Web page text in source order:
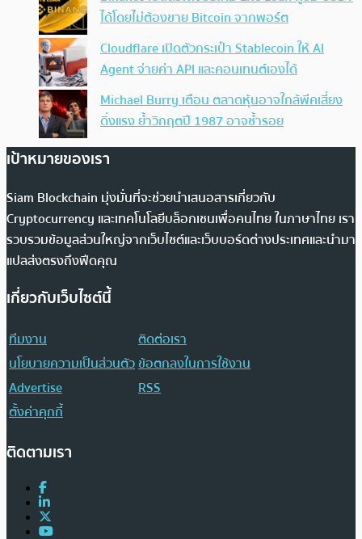
ได้โดยไม่ต้องขาย Bitcoin จากพอร์ต
Cloudflare เปิดตัวกระเป๋า Stablecoin ให้ AI
Agent จ่ายค่า API และคอนเทนต์เองได้
Michael Burry เตือน ตลาดหุ้นอาจใกล้พีคเสี่ยง
ดิ่งแรง ย้ำวิกฤตปี 1987 อาจซ้ำรอย
เป้าหมายของเรา
Siam Blockchain มุ่งมั่นที่จะช่วยนำเสนอสารเกี่ยวกับ
Cryptocurrency และเทคโนโลยีบล็อกเชนเพื่อคนไทย ในภาษาไทย เรา
รวบรวมข้อมูลส่วนใหญ่จากเว็บไซต์และเว็บบอร์ดต่างประเทศและนำมา
แปลส่งตรงถึงฟีดคุณ
เกี่ยวกับเว็บไซต์นี้
ทีมงาน
ติดต่อเรา
นโยบายความเป็นส่วนตัวข้อตกลงในการใช้งาน
Advertise
RSS
ตั้งค่าคุกกี้
ติดตามเรา